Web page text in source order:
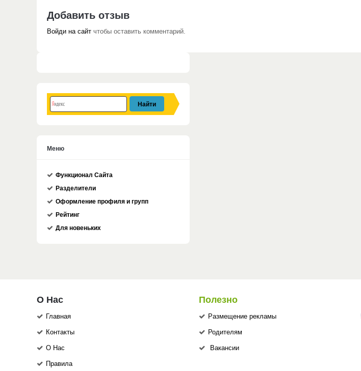
Добавить отзыв
Войди на сайт чтобы оставить комментарий.
Меню
Функционал Сайта
Разделители
Оформление профиля и групп
Рейтинг
Для новеньких
О Нас
Главная
Контакты
О Нас
Правила
Полезно
Размещение рекламы
Родителям
Вакансии